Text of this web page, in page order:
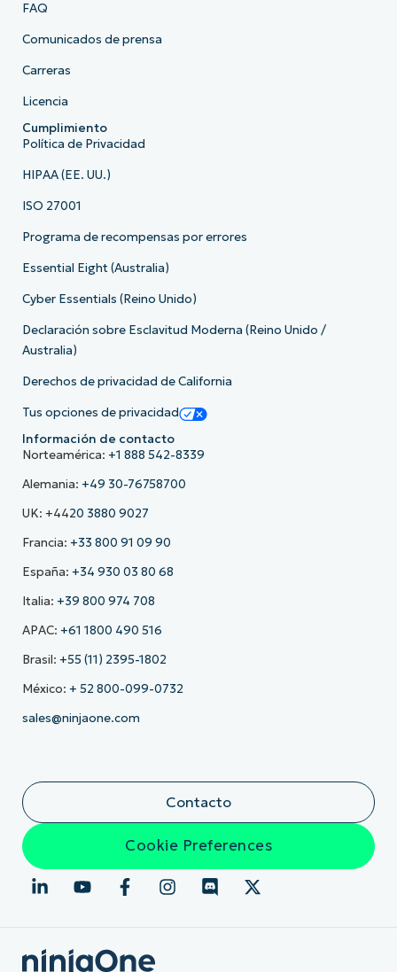
FAQ
Comunicados de prensa
Carreras
Licencia
Cumplimiento
Política de Privacidad
HIPAA (EE. UU.)
ISO 27001
Programa de recompensas por errores
Essential Eight (Australia)
Cyber Essentials (Reino Unido)
Declaración sobre Esclavitud Moderna (Reino Unido /
Australia)
Derechos de privacidad de California
Tus opciones de privacidad
Información de contacto
Norteamérica: +1 888 542-8339
Alemania: +49 30-76758700
UK: +4420 3880 9027
Francia: +33 800 91 09 90
España: +34 930 03 80 68
Italia: +39 800 974 708
APAC: +61 1800 490 516
Brasil: +55 (11) 2395-1802
México: + 52 800-099-0732
sales@ninjaone.com
Contacto
Cookie Preferences